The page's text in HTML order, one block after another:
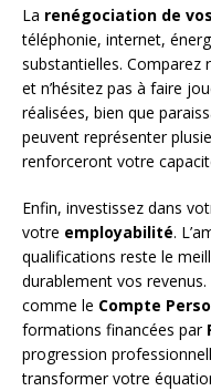
La renégociation de
téléphonie, internet,
substantielles. Comparez
et n’hésitez pas à faire
réalisées, bien que
peuvent représenter
renforceront votre
Enfin, investissez dans
votre employabilité.
qualifications reste le
durablement vos
comme le Compte
formations financées par
progression
transformer votre